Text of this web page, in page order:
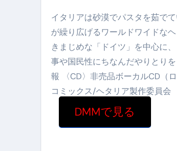
イタリアは砂漠でパスタを茹で
が繰り広げるワールドワイドな
きまじめな「ドイツ」を中心に
事や国民性にちなんだやりとり
報 〈CD〉非売品ボーカルCD（
コミックス/ヘタリア製作委員会
DMMで見る